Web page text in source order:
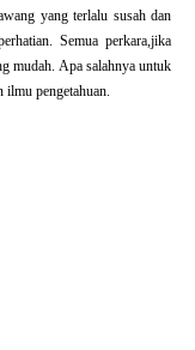
yang terlalu susah dan
Semua perkara,jika
mudah. Apa salahnya untuk
ilmu pengetahuan.